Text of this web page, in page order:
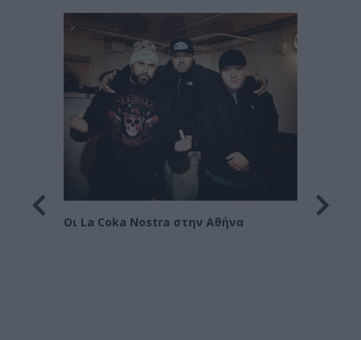
Οι La Coka Nostra στην Αθήνα